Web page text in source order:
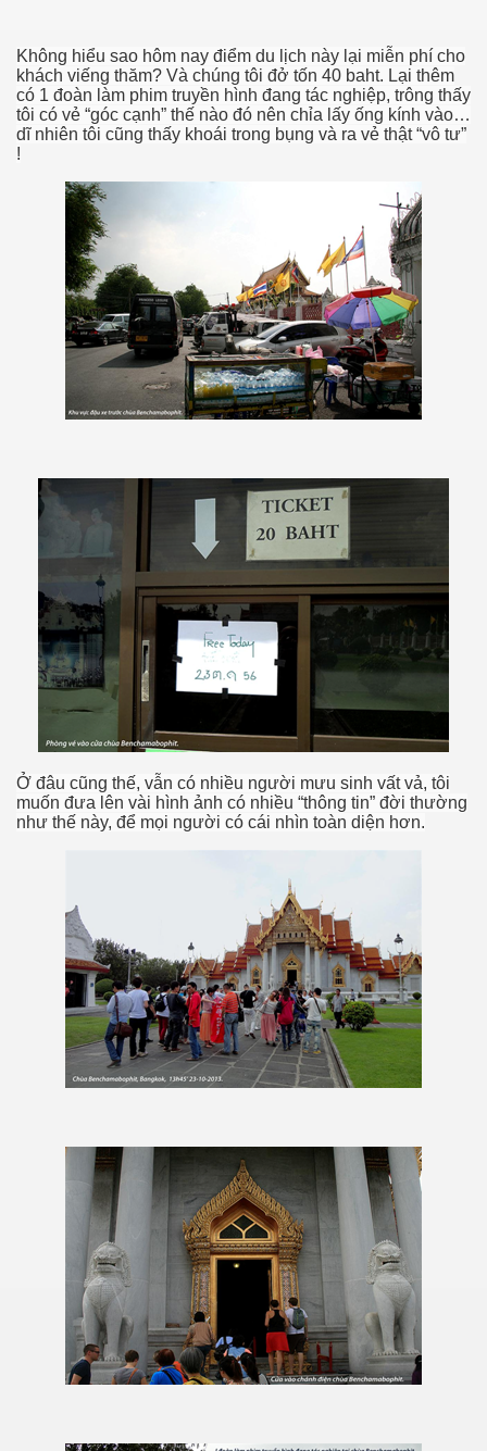
Không hiểu sao hôm nay điểm du lịch này lại miễn phí cho
khách viếng thăm? Và chúng tôi đở tốn 40 baht. Lại thêm
có 1 đoàn làm phim truyền hình đang tác nghiệp, trông thấy
tôi có vẻ “góc cạnh” thế nào đó nên chỉa lấy ống kính vào…
dĩ nhiên tôi cũng thấy khoái trong bụng và ra vẻ thật “vô tư”
!
Ở đâu cũng thế, vẫn có nhiều người mưu sinh vất vả, tôi
muốn đưa lên vài hình ảnh có nhiều “thông tin” đời thường
như thế này, để mọi người có cái nhìn toàn diện hơn.